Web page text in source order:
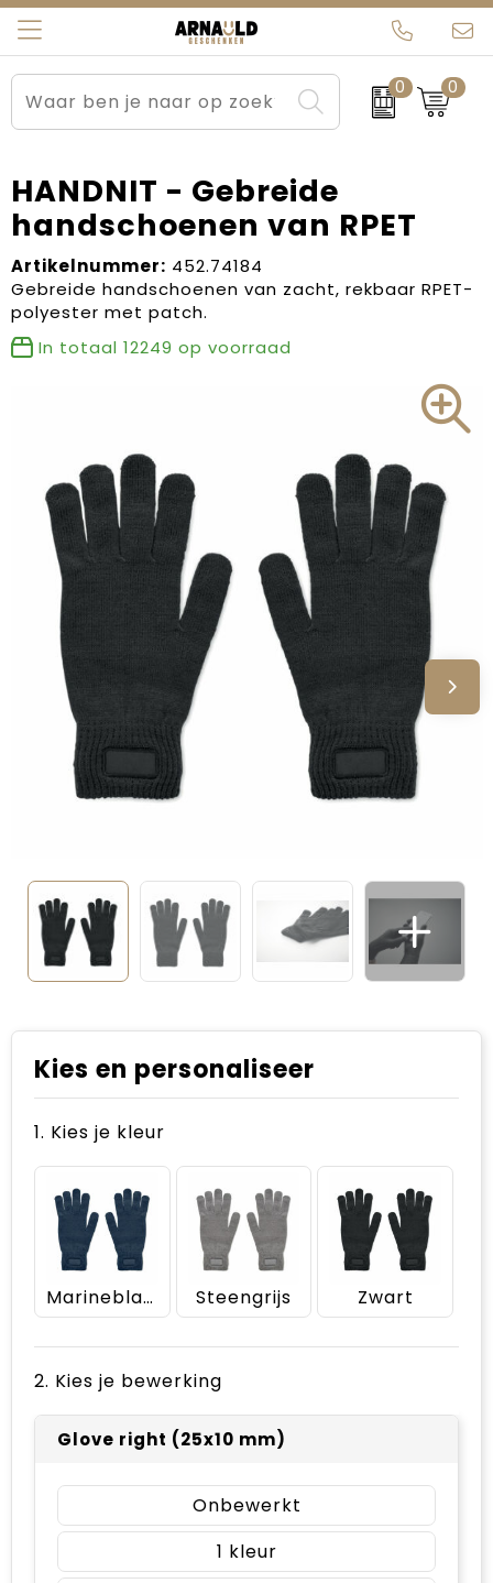
0 0
Relatiegeschenken
Sportkleding
Werkkleding
Kleding en textiel
Beurs en Evenementen
Brievenbuspakketten
Carnaval
Dag van de Zorg
Pasen
Sinterklaas
Verjaardagen
Voetbal, EK en WK
Voor de bouw
Zomergeschenken
Zomerpakketten
Arnauld Kerstpakketten
MijnEigenKadootje
Ons team
Contact
Blogs
HANDNIT - Gebreide
handschoenen van RPET
Artikelnummer: 452.74184
Gebreide handschoenen van zacht, rekbaar RPET-
polyester met patch.
In totaal 12249 op voorraad
Kies en personaliseer
1. Kies je kleur
Marineblauw Steengrijs Zwart
2. Kies je bewerking
Glove right (25x10 mm)
Onbewerkt
1